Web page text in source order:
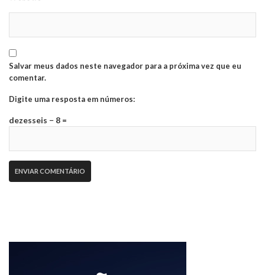
Salvar meus dados neste navegador para a próxima vez que eu
comentar.
Digite uma resposta em números:
dezesseis − 8 =